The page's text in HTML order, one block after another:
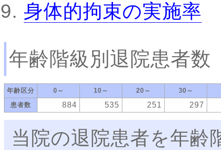
身体的拘束の実施率
年齢階級別退院患者数
年齢区分 0～ 10～ 20～ 30～
患者数
884 535 251 297
当院の退院患者を年齢